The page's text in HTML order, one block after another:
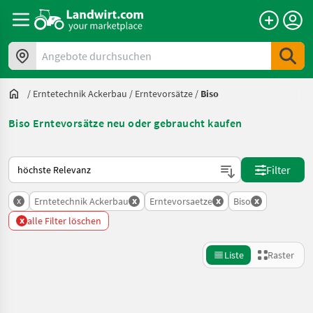
Angebote durchsuchen
/ Erntetechnik Ackerbau / Erntevorsätze / Biso
Biso Erntevorsätze neu oder gebraucht kaufen
So wird auf Landwirt.com sortiert
Filter
x Erntetechnik Ackerbau x Erntevorsaetze x Biso x
x alle Filter löschen
Liste Raster